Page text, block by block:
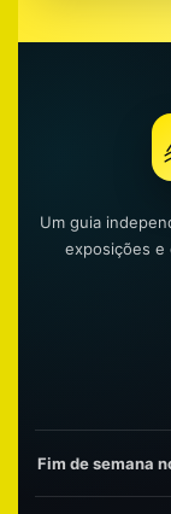
Um guia
exposições e
Fim de semana